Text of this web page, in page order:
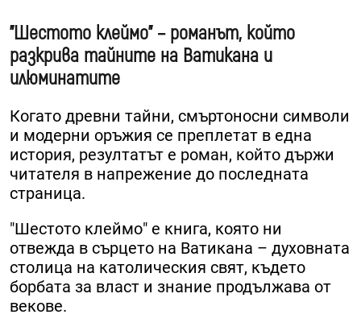
"Шестото клеймо" – романът, който
разкрива тайните на Ватикана и
илюминатите
Когато древни тайни, смъртоносни символи
и модерни оръжия се преплетат в една
история, резултатът е роман, който държи
читателя в напрежение до последната
страница.
"Шестото клеймо" е книга, която ни
отвежда в сърцето на Ватикана – духовната
столица на католическия свят, където
борбата за власт и знание продължава от
векове.